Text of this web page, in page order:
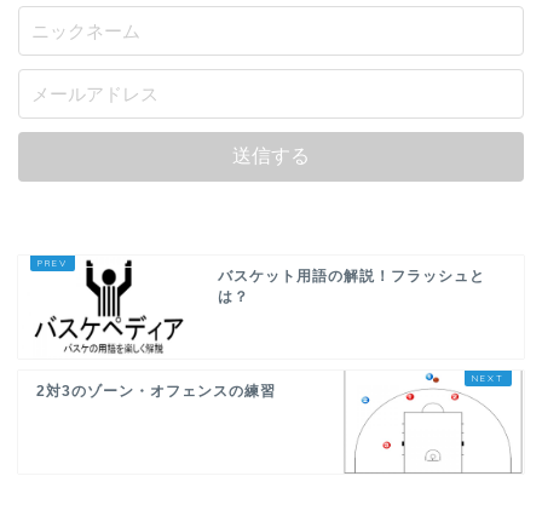
バスケット用語の解説！フラッシュと
は？
2対3のゾーン・オフェンスの練習